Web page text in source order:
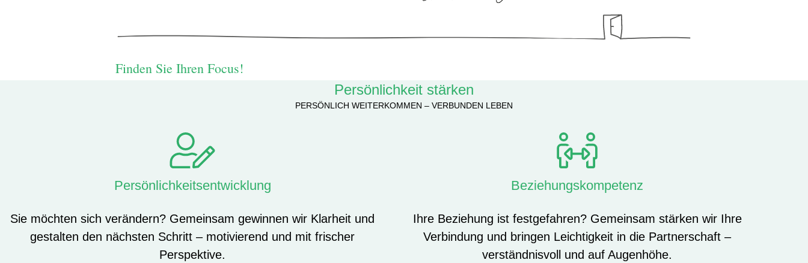
Finden Sie Ihren Focus!
Persönlichkeit stärken
PERSÖNLICH WEITERKOMMEN – VERBUNDEN LEBEN
Persönlichkeitsentwicklung
Sie möchten sich verändern? Gemeinsam gewinnen wir Klarheit und
gestalten den nächsten Schritt – motivierend und mit frischer
Perspektive.
Beziehungskompetenz
Ihre Beziehung ist festgefahren? Gemeinsam stärken wir Ihre
Verbindung und bringen Leichtigkeit in die Partnerschaft –
verständnisvoll und auf Augenhöhe.